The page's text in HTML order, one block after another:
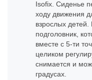
Isofix. Сиденье
ходу движения
взрослых детей.
подголовник,
вместе с 5-ти
целиком
снимается и
градусах.